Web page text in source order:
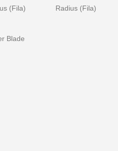
(Fila)
Blade
Radius (Fila)